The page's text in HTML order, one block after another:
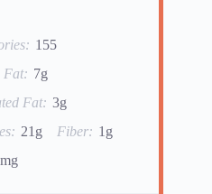
155
Fat: 7g
Fat: 3g
21g Fiber: 1g